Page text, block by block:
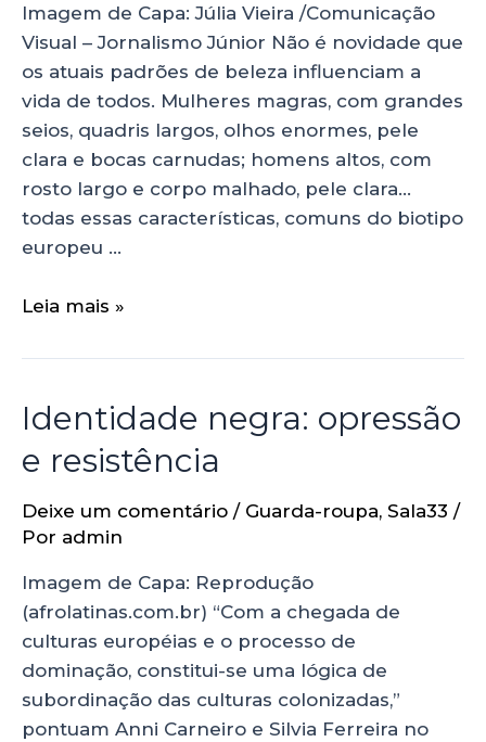
Imagem de Capa: Júlia Vieira /Comunicação
Visual – Jornalismo Júnior Não é novidade que
os atuais padrões de beleza influenciam a
vida de todos. Mulheres magras, com grandes
seios, quadris largos, olhos enormes, pele
clara e bocas carnudas; homens altos, com
rosto largo e corpo malhado, pele clara…
todas essas características, comuns do biotipo
europeu …
Leia mais »
Identidade negra: opressão
e resistência
Deixe um comentário / Guarda-roupa, Sala33 /
Por admin
Imagem de Capa: Reprodução
(afrolatinas.com.br) “Com a chegada de
culturas européias e o processo de
dominação, constitui-se uma lógica de
subordinação das culturas colonizadas,”
pontuam Anni Carneiro e Silvia Ferreira no